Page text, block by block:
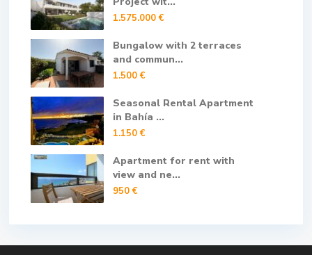
1.575.000 €
Bungalow with 2 terraces
and commun...
1.500 €
Seasonal Rental Apartment
in Bahía ...
1.150 €
Apartment for rent with
view and ne...
950 €